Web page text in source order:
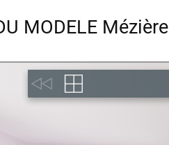
MODELE Mézière